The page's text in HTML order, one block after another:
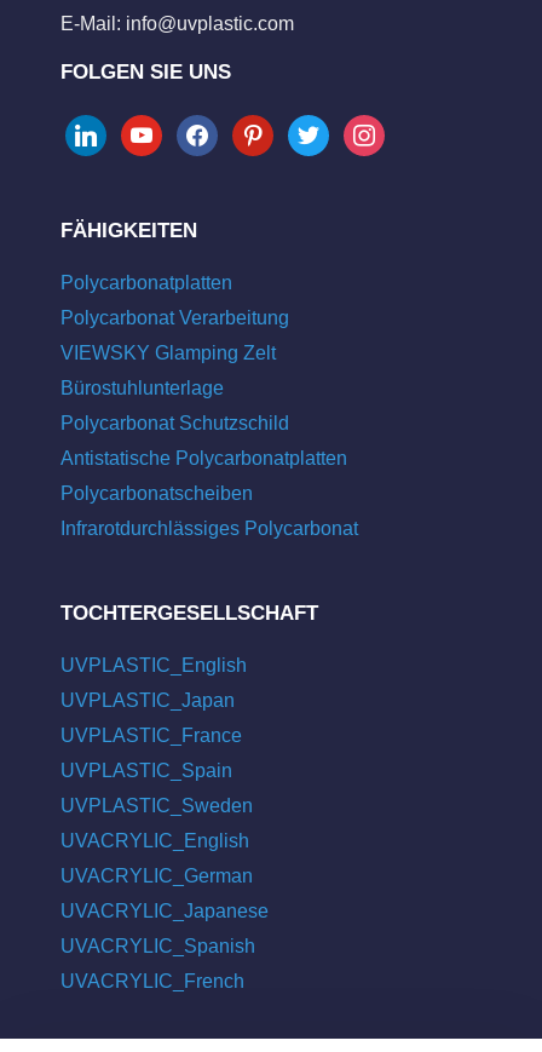
E-Mail: info@uvplastic.com
FOLGEN SIE UNS
linkedinyoutubefacebookpinteresttwitter instagram
FÄHIGKEITEN
Polycarbonatplatten
Polycarbonat Verarbeitung
VIEWSKY Glamping Zelt
Bürostuhlunterlage
Polycarbonat Schutzschild
Antistatische Polycarbonatplatten
Polycarbonatscheiben
Infrarotdurchlässiges Polycarbonat
TOCHTERGESELLSCHAFT
UVPLASTIC_English
UVPLASTIC_Japan
UVPLASTIC_France
UVPLASTIC_Spain
UVPLASTIC_Sweden
UVACRYLIC_English
UVACRYLIC_German
UVACRYLIC_Japanese
UVACRYLIC_Spanish
UVACRYLIC_French